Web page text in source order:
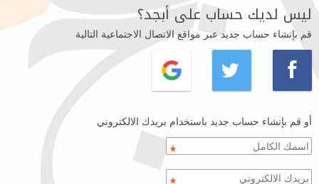
ليس لديك حساب على أبجد؟
قم بإنشاء حساب جديد عبر مواقع الاتصال الاجتماعية التالية
أو قم بإنشاء حساب جديد باستخدام بريدك الالكتروني